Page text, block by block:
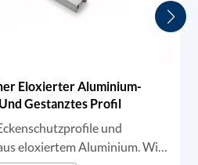
Eloxierter Aluminium-
Gestanztes Profil
und
eloxiertem Aluminium. Wir